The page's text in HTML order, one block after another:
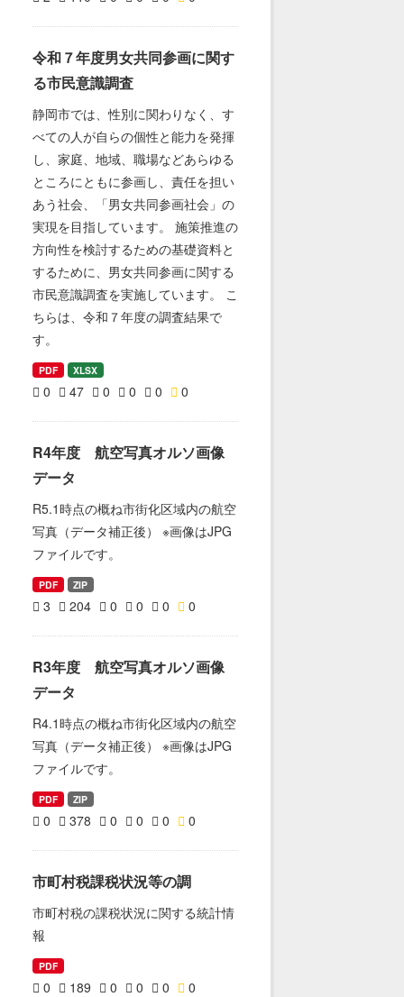
令和７年度男女共同参画に関す
る市民意識調査
静岡市では、性別に関わりなく、す
べての人が自らの個性と能力を発揮
し、家庭、地域、職場などあらゆる
ところにともに参画し、責任を担い
あう社会、「男女共同参画社会」の
実現を目指しています。 施策推進の
方向性を検討するための基礎資料と
するために、男女共同参画に関する
市民意識調査を実施しています。 こ
ちらは、令和７年度の調査結果で
す。
PDF XLSX
0 47 0 0 0 0
R4年度 航空写真オルソ画像
データ
R5.1時点の概ね市街化区域内の航空
写真（データ補正後） ※画像はJPG
ファイルです。
PDF ZIP
3 204 0 0 0 0
R3年度 航空写真オルソ画像
データ
R4.1時点の概ね市街化区域内の航空
写真（データ補正後） ※画像はJPG
ファイルです。
PDF ZIP
0 378 0 0 0 0
市町村税課税状況等の調
市町村税の課税状況に関する統計情
報
PDF
0 189 0 0 0 0